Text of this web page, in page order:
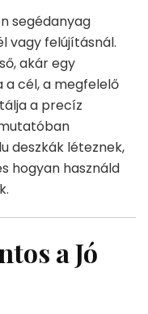
segédanyag
vagy felújításnál.
akár egy
cél, a megfelelő
a precíz
deszkák léteznek,
hogyan használd
a Jó